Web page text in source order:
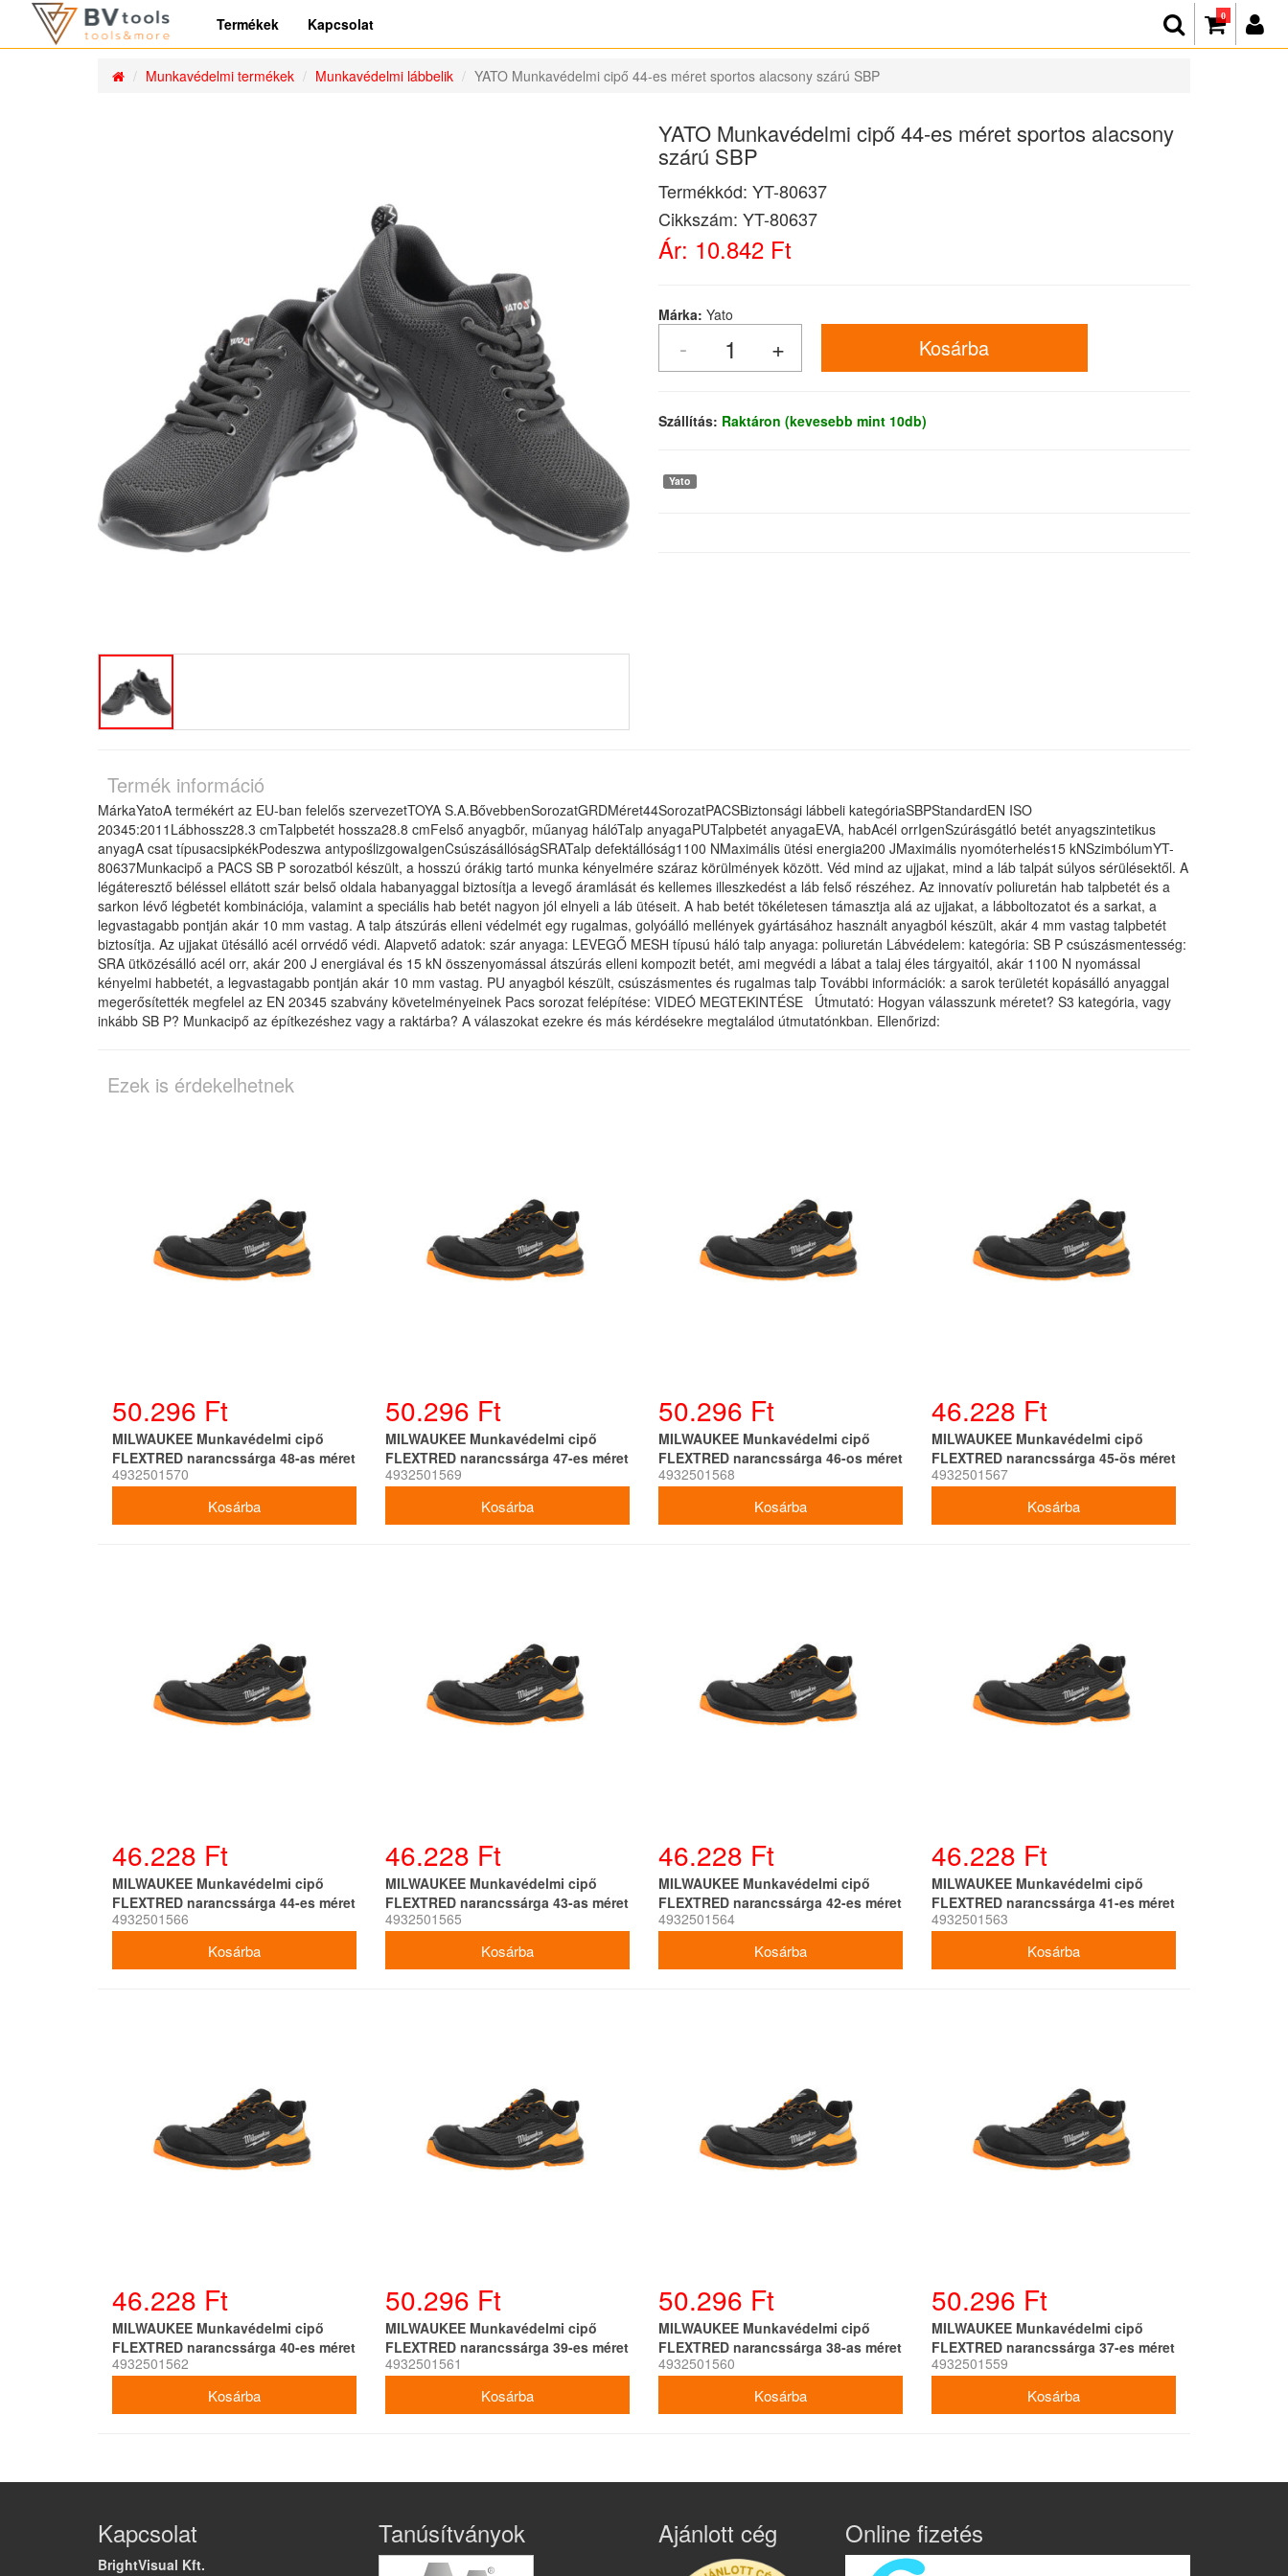
0
Termékek Kapcsolat
Munkavédelmi termékek Munkavédelmi lábbelik YATO Munkavédelmi cipő 44-es méret sportos alacsony szárú SBP
YATO Munkavédelmi cipő 44-es méret sportos alacsony
szárú SBP
Termékkód: YT-80637
Cikkszám: YT-80637
Ár: 10.842 Ft
Márka: Yato
Szállítás: Raktáron (kevesebb mint 10db)
Yato
Termék információ
MárkaYatoA termékért az EU-ban felelős szervezetTOYA S.A.BővebbenSorozatGRDMéret44SorozatPACSBiztonsági lábbeli kategóriaSBPStandardEN ISO
20345:2011Lábhossz28.3 cmTalpbetét hossza28.8 cmFelső anyagbőr, műanyag hálóTalp anyagaPUTalpbetét anyagaEVA, habAcél orrIgenSzúrásgátló betét anyagszintetikus
anyagA csat típusacsipkékPodeszwa antypoślizgowaIgenCsúszásállóságSRATalp defektállóság1100 NMaximális ütési energia200 JMaximális nyomóterhelés15 kNSzimbólumYT-
80637Munkacipő a PACS SB P sorozatból készült, a hosszú órákig tartó munka kényelmére száraz körülmények között. Véd mind az ujjakat, mind a láb talpát súlyos sérülésektől. A
légáteresztő béléssel ellátott szár belső oldala habanyaggal biztosítja a levegő áramlását és kellemes illeszkedést a láb felső részéhez. Az innovatív poliuretán hab talpbetét és a
sarkon lévő légbetét kombinációja, valamint a speciális hab betét nagyon jól elnyeli a láb ütéseit. A hab betét tökéletesen támasztja alá az ujjakat, a lábboltozatot és a sarkat, a
legvastagabb pontján akár 10 mm vastag. A talp átszúrás elleni védelmét egy rugalmas, golyóálló mellények gyártásához használt anyagból készült, akár 4 mm vastag talpbetét
biztosítja. Az ujjakat ütésálló acél orrvédő védi. Alapvető adatok: szár anyaga: LEVEGŐ MESH típusú háló talp anyaga: poliuretán Lábvédelem: kategória: SB P csúszásmentesség:
SRA ütközésálló acél orr, akár 200 J energiával és 15 kN összenyomással átszúrás elleni kompozit betét, ami megvédi a lábat a talaj éles tárgyaitól, akár 1100 N nyomással
kényelmi habbetét, a legvastagabb pontján akár 10 mm vastag. PU anyagból készült, csúszásmentes és rugalmas talp További információk: a sarok területét kopásálló anyaggal
megerősítették megfelel az EN 20345 szabvány követelményeinek Pacs sorozat felépítése: VIDEÓ MEGTEKINTÉSE Útmutató: Hogyan válasszunk méretet? S3 kategória, vagy
inkább SB P? Munkacipő az építkezéshez vagy a raktárba? A válaszokat ezekre és más kérdésekre megtalálod útmutatónkban. Ellenőrizd:
Ezek is érdekelhetnek
50.296 Ft
MILWAUKEE Munkavédelmi cipő
FLEXTRED narancssárga 48-as méret
S1PS 1L919199 SC FO SR ESD
4932501570
50.296 Ft
MILWAUKEE Munkavédelmi cipő
FLEXTRED narancssárga 47-es méret
S1PS 1L919199 SC FO SR ESD
4932501569
50.296 Ft
MILWAUKEE Munkavédelmi cipő
FLEXTRED narancssárga 46-os méret
S1PS 1L919199 SC FO SR ESD
4932501568
46.228 Ft
MILWAUKEE Munkavédelmi cipő
FLEXTRED narancssárga 45-ös méret
S1PS 1L919199 SC FO SR ESD
4932501567
46.228 Ft
MILWAUKEE Munkavédelmi cipő
FLEXTRED narancssárga 44-es méret
S1PS 1L919199 SC FO SR ESD
4932501566
46.228 Ft
MILWAUKEE Munkavédelmi cipő
FLEXTRED narancssárga 43-as méret
S1PS 1L919199 SC FO SR ESD
4932501565
46.228 Ft
MILWAUKEE Munkavédelmi cipő
FLEXTRED narancssárga 42-es méret
S1PS 1L919199 SC FO SR ESD
4932501564
46.228 Ft
MILWAUKEE Munkavédelmi cipő
FLEXTRED narancssárga 41-es méret
S1PS 1L919199 SC FO SR ESD
4932501563
46.228 Ft
MILWAUKEE Munkavédelmi cipő
FLEXTRED narancssárga 40-es méret
S1PS 1L919199 SC FO SR ESD
4932501562
50.296 Ft
MILWAUKEE Munkavédelmi cipő
FLEXTRED narancssárga 39-es méret
S1PS 1L919199 SC FO SR ESD
4932501561
50.296 Ft
MILWAUKEE Munkavédelmi cipő
FLEXTRED narancssárga 38-as méret
S1PS 1L919199 SC FO SR ESD
4932501560
50.296 Ft
MILWAUKEE Munkavédelmi cipő
FLEXTRED narancssárga 37-es méret
S1PS 1L919199 SC FO SR ESD
4932501559
Kapcsolat
BrightVisual Kft.
Tanúsítványok Ajánlott cég Online fizetés